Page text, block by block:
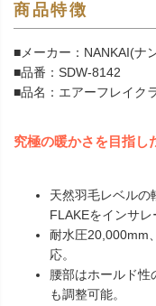
商品特徴
■メーカー：NANKAI(ナ
■品番：SDW-8142
■品名：エアーフレイク
究極の暖かさを目指し
天然羽毛レベルの
FLAKEをインサレ
耐水圧20,000mm
応。
腰部はホールド性
も調整可能。